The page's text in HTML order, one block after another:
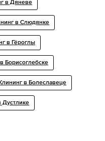
в Дяневе
в Слюдянке
в Гёроглы
Борисоглебске
в Болеславеце
Дустлике